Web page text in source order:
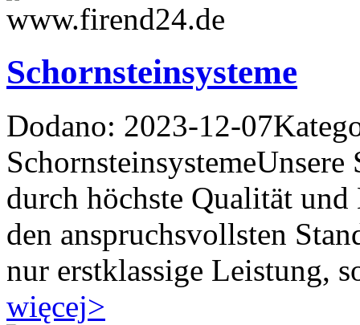
Schornsteinsysteme
Dodano: 2023-12-07
durch höchste Qualität
den anspruchsvollsten
nur erstklassige Leistung,
więcej>